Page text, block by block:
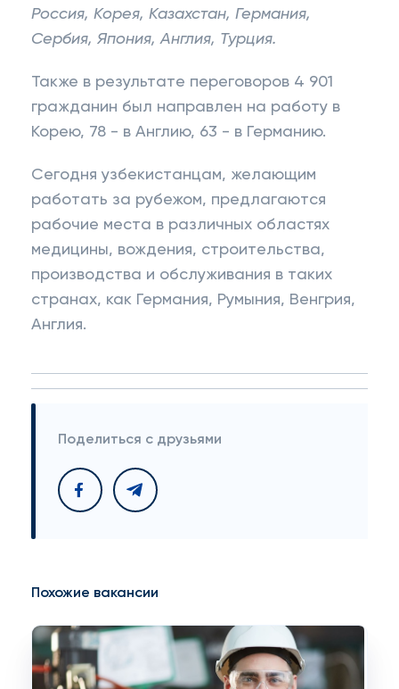
Россия, Корея, Казахстан, Германия,
Сербия, Япония, Англия, Турция.
Также в результате переговоров 4 901
гражданин был направлен на работу в
Корею, 78 - в Англию, 63 - в Германию.
Сегодня узбекистанцам, желающим
работать за рубежом, предлагаются
рабочие места в различных областях
медицины, вождения, строительства,
производства и обслуживания в таких
странах, как Германия, Румыния, Венгрия,
Англия.
Поделиться с друзьями
Похожие вакансии